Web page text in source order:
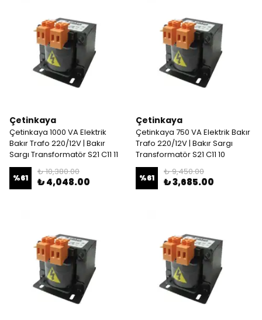
Çetinkaya
Çetinkaya 1000 VA Elektrik
Bakır Trafo 220/12V | Bakır
Sargı Transformatör S21 C11 11
%61
₺ 10,380.00
₺ 4,048.00
Çetinkaya
Çetinkaya 750 VA Elektrik Bakır
Trafo 220/12V | Bakır Sargı
Transformatör S21 C11 10
%61
₺ 9,450.00
₺ 3,685.00